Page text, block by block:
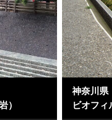
）
神奈川県
ビオフィ